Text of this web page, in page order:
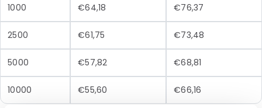
1000 €64,18 €76,37
2500 €61,75 €73,48
5000 €57,82 €68,81
10000 €55,60 €66,16